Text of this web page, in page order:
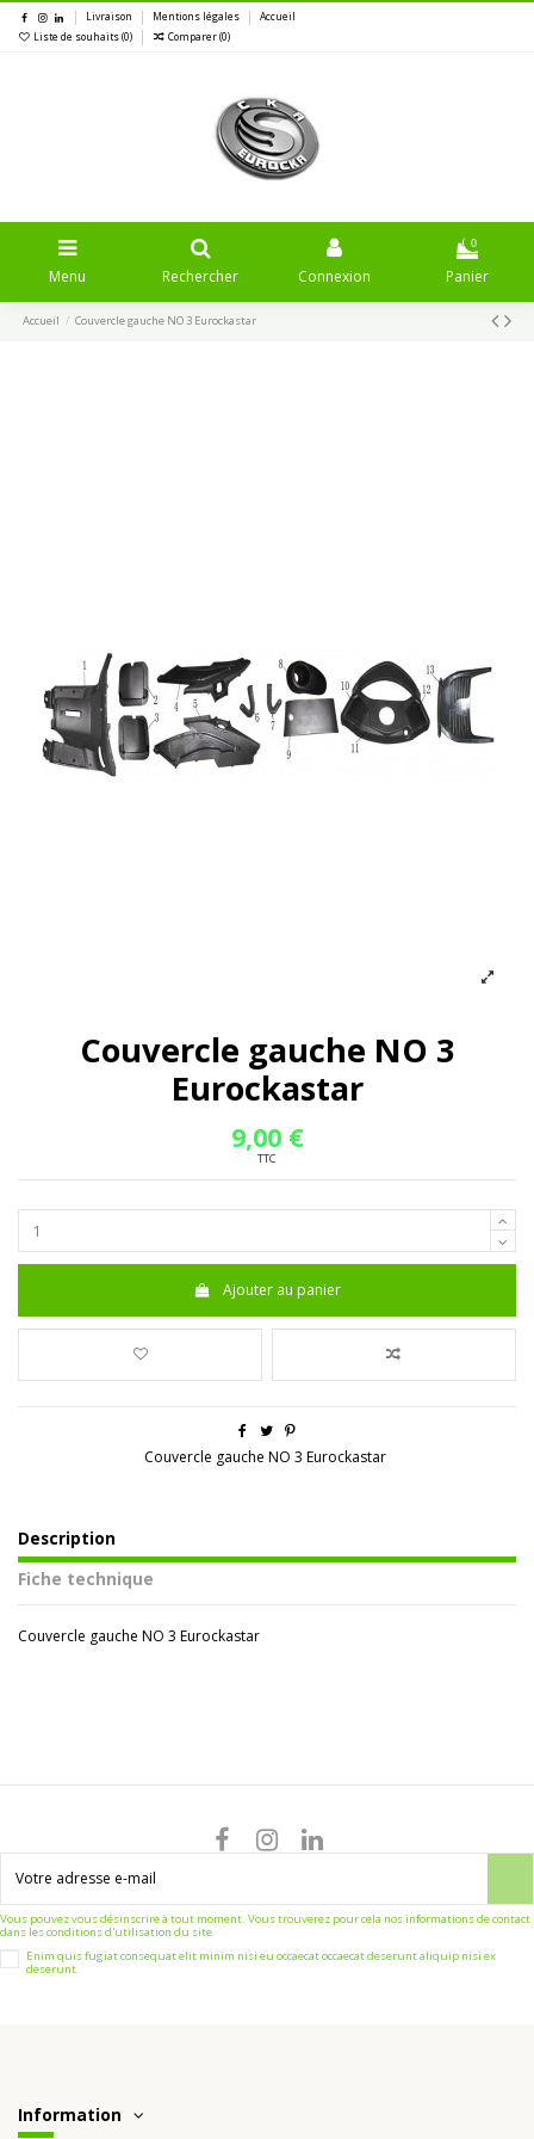
Livraison Mentions légales
Accueil
Liste de souhaits (0) Comparer (0)
Menu Rechercher Connexion
0
Panier
Accueil Couvercle gauche NO 3 Eurockastar
Couvercle gauche NO 3
Eurockastar
9,00 €
TTC
Ajouter au panier
Couvercle gauche NO 3 Eurockastar
Description
Fiche technique
Couvercle gauche NO 3 Eurockastar
Vous pouvez vous désinscrire à tout moment. Vous trouverez pour cela nos informations de contact
dans les conditions d'utilisation du site.
Enim quis fugiat consequat elit minim nisi eu occaecat occaecat deserunt aliquip nisi ex
deserunt.
Information